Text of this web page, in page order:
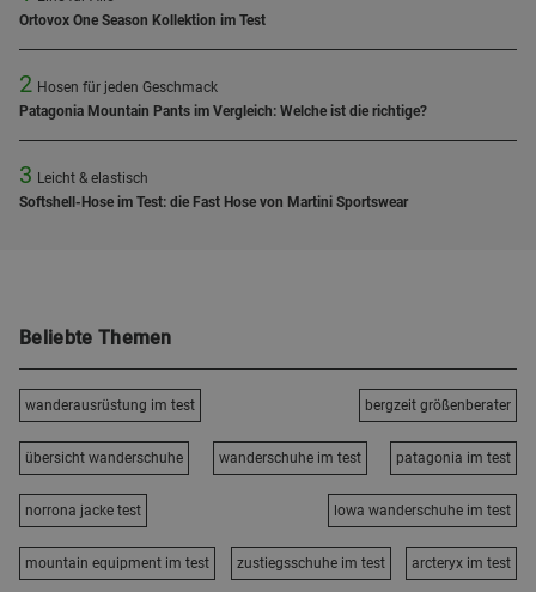
Ortovox One Season Kollektion im Test
2 Hosen für jeden Geschmack
Patagonia Mountain Pants im Vergleich: Welche ist die richtige?
3 Leicht & elastisch
Softshell-Hose im Test: die Fast Hose von Martini Sportswear
Beliebte Themen
wanderausrüstung im test bergzeit größenberater
übersicht wanderschuhe wanderschuhe im test patagonia im test
norrona jacke test lowa wanderschuhe im test
mountain equipment im test zustiegsschuhe im test arcteryx im test